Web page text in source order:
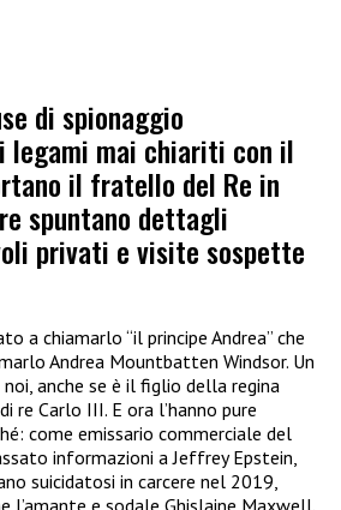
di spionaggio
legami mai chiariti con il
il fratello del Re in
spuntano dettagli
privati e visite sospette
a chiamarlo “il principe Andrea” che
Andrea Mountbatten Windsor. Un
anche se è il figlio della regina
Carlo III. E ora l’hanno pure
come emissario commerciale del
informazioni a Jeffrey Epstein,
suicidatosi in carcere nel 2019,
l’amante e sodale Ghislaine Maxwell.